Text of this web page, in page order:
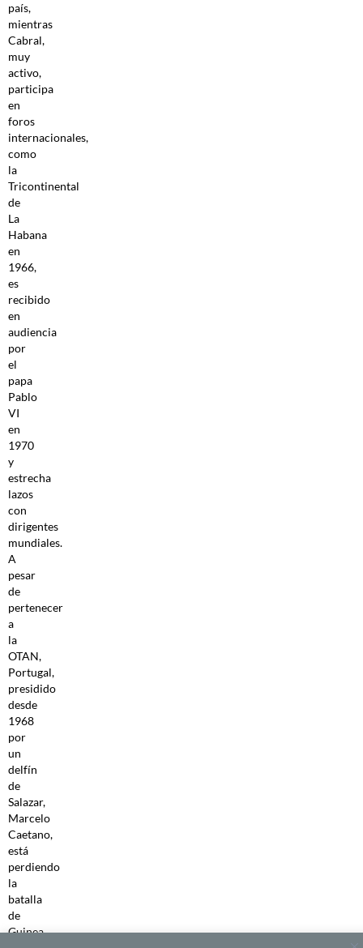
país,
mientras
Cabral,
muy
activo,
participa
en
foros
internacionales,
como
la
Tricontinental
de
La
Habana
en
1966,
es
recibido
en
audiencia
por
el
papa
Pablo
VI
en
1970
y
estrecha
lazos
con
dirigentes
mundiales.
A
pesar
de
pertenecer
a
la
OTAN,
Portugal,
presidido
desde
1968
por
un
delfín
de
Salazar,
Marcelo
Caetano,
está
perdiendo
la
batalla
de
Guinea,